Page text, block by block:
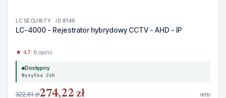
LC SECURITY · ID 8149
LC-4000 - Rejestrator hybrydowy CCTV - AHD - IP
★ 4.7· 8 opinii
Dostępny
Wysyłka 24h
322,61 zł274,22 zł netto